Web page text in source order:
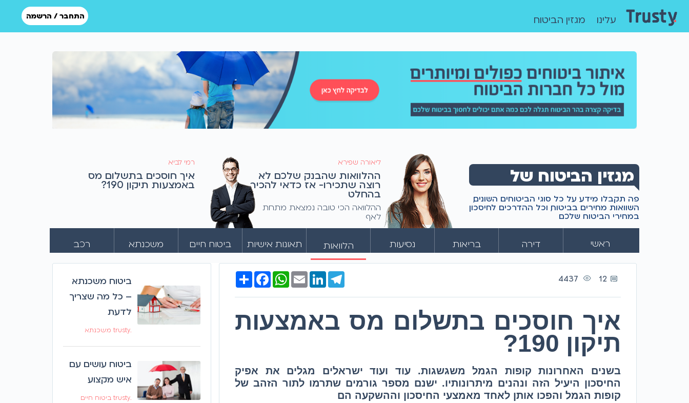
עלינו מגזין הביטוח התחבר / הרשמה
מגזין הביטוח של
טראסטי
פה תקבלו מידע על כל סוגי הביטוחים השונים,
השוואות מחירים בביטוח, וכל ההדרכים לחיסכון
במחירי הביטוח שלכם
רמי לביא
איך חוסכים בתשלום מס
באמצעות תיקון 190?
ליאורה שפירא
ההלוואות שהבנק שלכם לא
רוצה שתכירו- אז כדאי להכיר
בהחלט
ההלוואה הכי טובה נמצאת מתחת
לאף
ראשי דירה בריאות נסיעות הלוואות תאונות אישיות ביטוח חיים משכנתא רכב
12
Share
Facebook
WhatsAppEmail
LinkedIn
Telegram
איך חוסכים בתשלום מס באמצעות
תיקון 190?
בשנים האחרונות קופות הגמל משגשגות. עוד ועוד ישראלים מגלים את אפיק
החיסכון היעיל הזה ונהנים מיתרונותיו. ישנם מספר גורמים שתרמו לתור הזהב של
קופות הגמל והפכו אותן לאחד מאמצעי החיסכון וההשקעה הם
ביטוח משכנתא
– כל מה שצריך
לדעת
.trusty משכנתא
ביטוח עושים עם
איש מקצוע
.trusty ביטוח חיים